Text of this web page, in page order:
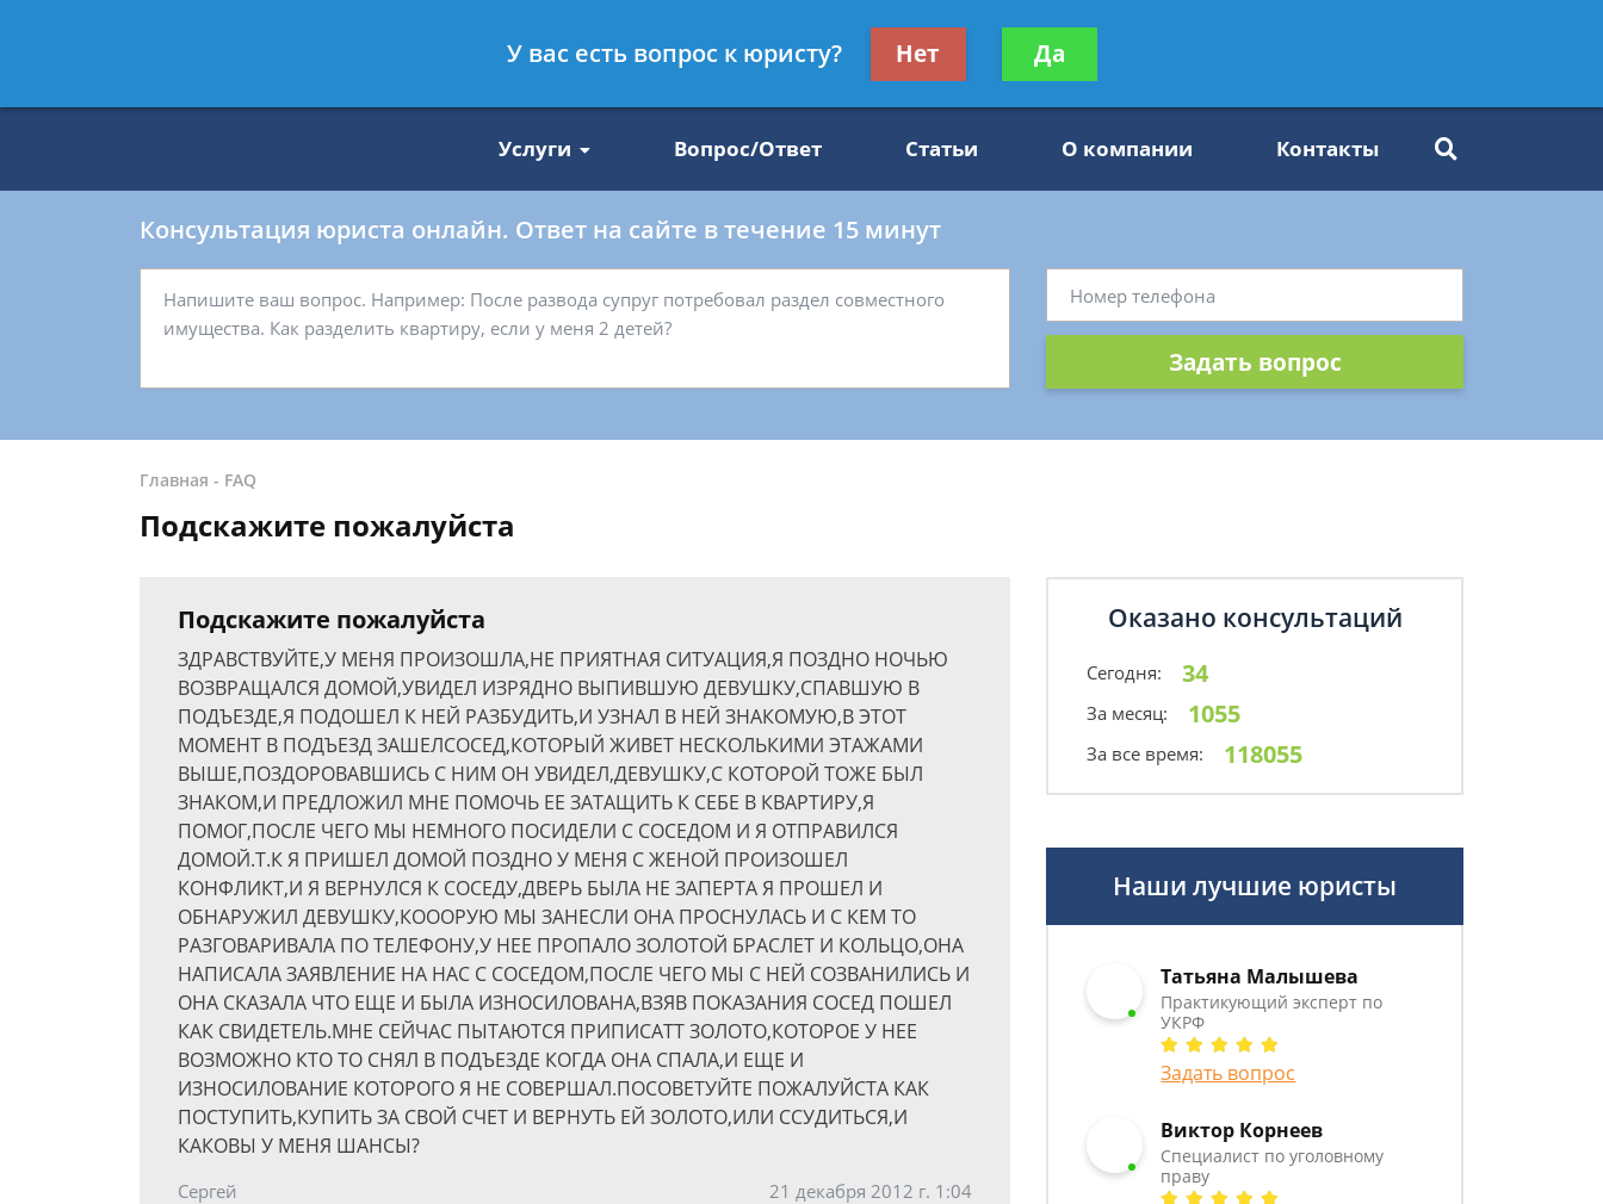
8 812 509-27-47
Получите консультацию
бесплатно
Услуги Вопрос/Ответ Статьи О компании Контакты
Консультация юриста онлайн. Ответ на сайте в течение 15 минут
Задать вопрос
Главная - FAQ
Подскажите пожалуйста
Подскажите пожалуйста
ЗДРАВСТВУЙТЕ,У МЕНЯ ПРОИЗОШЛА,НЕ ПРИЯТНАЯ СИТУАЦИЯ,Я ПОЗДНО НОЧЬЮ
ВОЗВРАЩАЛСЯ ДОМОЙ,УВИДЕЛ ИЗРЯДНО ВЫПИВШУЮ ДЕВУШКУ,СПАВШУЮ В
ПОДЪЕЗДЕ,Я ПОДОШЕЛ К НЕЙ РАЗБУДИТЬ,И УЗНАЛ В НЕЙ ЗНАКОМУЮ,В ЭТОТ
МОМЕНТ В ПОДЪЕЗД ЗАШЕЛСОСЕД,КОТОРЫЙ ЖИВЕТ НЕСКОЛЬКИМИ ЭТАЖАМИ
ВЫШЕ,ПОЗДОРОВАВШИСЬ С НИМ ОН УВИДЕЛ,ДЕВУШКУ,С КОТОРОЙ ТОЖЕ БЫЛ
ЗНАКОМ,И ПРЕДЛОЖИЛ МНЕ ПОМОЧЬ ЕЕ ЗАТАЩИТЬ К СЕБЕ В КВАРТИРУ,Я
ПОМОГ,ПОСЛЕ ЧЕГО МЫ НЕМНОГО ПОСИДЕЛИ С СОСЕДОМ И Я ОТПРАВИЛСЯ
ДОМОЙ.Т.К Я ПРИШЕЛ ДОМОЙ ПОЗДНО У МЕНЯ С ЖЕНОЙ ПРОИЗОШЕЛ
КОНФЛИКТ,И Я ВЕРНУЛСЯ К СОСЕДУ,ДВЕРЬ БЫЛА НЕ ЗАПЕРТА Я ПРОШЕЛ И
ОБНАРУЖИЛ ДЕВУШКУ,КОООРУЮ МЫ ЗАНЕСЛИ ОНА ПРОСНУЛАСЬ И С КЕМ ТО
РАЗГОВАРИВАЛА ПО ТЕЛЕФОНУ,У НЕЕ ПРОПАЛО ЗОЛОТОЙ БРАСЛЕТ И КОЛЬЦО,ОНА
НАПИСАЛА ЗАЯВЛЕНИЕ НА НАС С СОСЕДОМ,ПОСЛЕ ЧЕГО МЫ С НЕЙ СОЗВАНИЛИСЬ И
ОНА СКАЗАЛА ЧТО ЕЩЕ И БЫЛА ИЗНОСИЛОВАНА,ВЗЯВ ПОКАЗАНИЯ СОСЕД ПОШЕЛ
КАК СВИДЕТЕЛЬ.МНЕ СЕЙЧАС ПЫТАЮТСЯ ПРИПИСАТТ ЗОЛОТО,КОТОРОЕ У НЕЕ
ВОЗМОЖНО КТО ТО СНЯЛ В ПОДЪЕЗДЕ КОГДА ОНА СПАЛА,И ЕЩЕ И
ИЗНОСИЛОВАНИЕ КОТОРОГО Я НЕ СОВЕРШАЛ.ПОСОВЕТУЙТЕ ПОЖАЛУЙСТА КАК
ПОСТУПИТЬ,КУПИТЬ ЗА СВОЙ СЧЕТ И ВЕРНУТЬ ЕЙ ЗОЛОТО,ИЛИ ССУДИТЬСЯ,И
КАКОВЫ У МЕНЯ ШАНСЫ?
Сергей 21 декабря 2012 г. 1:04
Оказано консультаций
Сегодня: 34
За месяц: 1055
За все время: 118055
Наши лучшие юристы
Татьяна Малышева
Практикующий эксперт по
УКРФ
Задать вопрос
Виктор Корнеев
Cпециалист по уголовному
праву
У вас есть вопрос к юристу? Нет Да